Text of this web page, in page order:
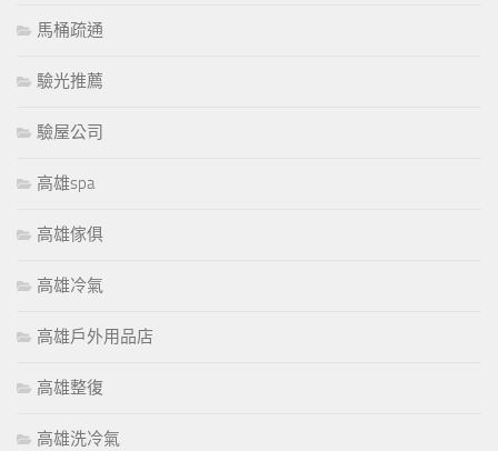
馬桶疏通
驗光推薦
驗屋公司
高雄spa
高雄傢俱
高雄冷氣
高雄戶外用品店
高雄整復
高雄洗冷氣